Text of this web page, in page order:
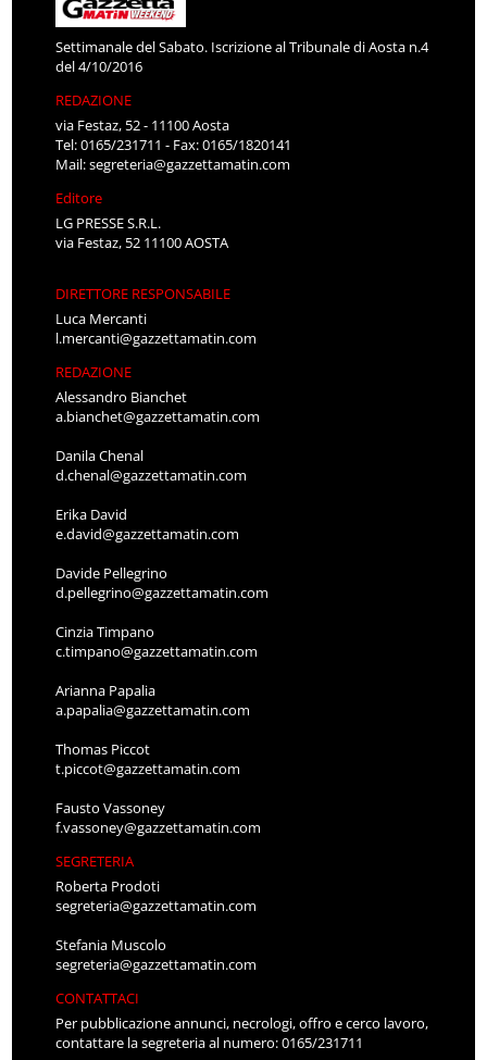
Settimanale del Sabato. Iscrizione al Tribunale di Aosta n.4
del 4/10/2016
REDAZIONE
via Festaz, 52 - 11100 Aosta
Tel: 0165/231711 - Fax: 0165/1820141
Mail:segreteria@gazzettamatin.com
Editore
LG PRESSE S.R.L.
via Festaz, 52 11100 AOSTA
DIRETTORE RESPONSABILE
Luca Mercanti
l.mercanti@gazzettamatin.com
REDAZIONE
Alessandro Bianchet
a.bianchet@gazzettamatin.com
Danila Chenal
d.chenal@gazzettamatin.com
Erika David
e.david@gazzettamatin.com
Davide Pellegrino
d.pellegrino@gazzettamatin.com
Cinzia Timpano
c.timpano@gazzettamatin.com
Arianna Papalia
a.papalia@gazzettamatin.com
Thomas Piccot
t.piccot@gazzettamatin.com
Fausto Vassoney
f.vassoney@gazzettamatin.com
SEGRETERIA
Roberta Prodoti
segreteria@gazzettamatin.com
Stefania Muscolo
segreteria@gazzettamatin.com
CONTATTACI
Per pubblicazione annunci, necrologi, offro e cerco lavoro,
contattare la segreteria al numero: 0165/231711